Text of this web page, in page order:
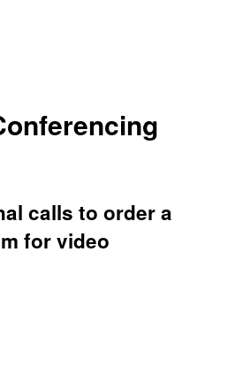
calls to order a
for video